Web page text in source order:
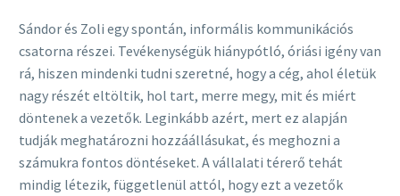
Sándor és Zoli egy spontán, informális kommunikációs
csatorna részei. Tevékenységük hiánypótló, óriási igény van
rá, hiszen mindenki tudni szeretné, hogy a cég, ahol életük
nagy részét eltöltik, hol tart, merre megy, mit és miért
döntenek a vezetők. Leginkább azért, mert ez alapján
tudják meghatározni hozzáállásukat, és meghozni a
számukra fontos döntéseket. A vállalati térerő tehát
mindig létezik, függetlenül attól, hogy ezt a vezetők